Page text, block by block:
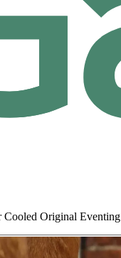
Cooled Original Eventing